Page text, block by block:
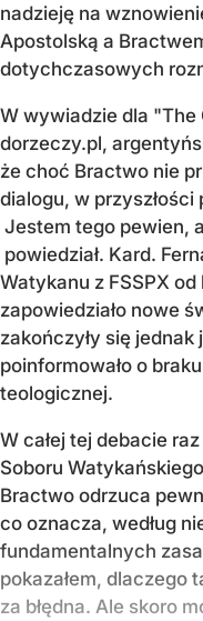
nadzieję na
Apostolską a
dotychczasowych
W wywiadzie dla "The
dorzeczy.pl,
że choć Bractwo nie
dialogu, w
Jestem tego pewien,
powiedział. Kard.
Watykanu z FSSPX
zapowiedziało nowe
zakończyły się jednak
poinformowało o
teologicznej.
W całej tej debacie
Soboru
Bractwo odrzuca
co oznacza, według
fundamentalnych
pokazałem, dlaczego
za błędna. Ale skoro